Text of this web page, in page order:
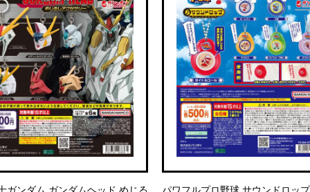
ガンダム ガンダムヘッド めじる パワフルプロ野球 サウンドロップ